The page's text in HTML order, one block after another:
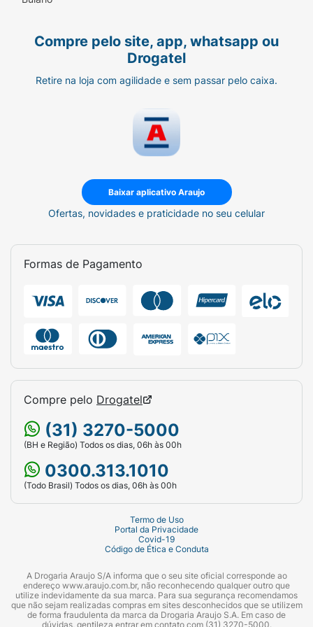
podem ser moldadas pelo médico para
conforto, o colete pode ser usado sobre uma
camiseta.
Compre pelo site, app, whatsapp ou
Drogatel
Retire na loja com agilidade e sem passar pelo caixa.
Baixar aplicativo Araujo
Ofertas, novidades e praticidade no seu celular
Formas de Pagamento
Compre pelo Drogatel
(31) 3270-5000
(BH e Região) Todos os dias, 06h às 00h
0300.313.1010
(Todo Brasil) Todos os dias, 06h às 00h
Termo de Uso
Portal da Privacidade
Covid-19
Código de Ética e Conduta
A Drogaria Araujo S/A informa que o seu site oficial corresponde ao
endereço www.araujo.com.br, não reconhecendo qualquer outro que
utilize indevidamente da sua marca. Para sua segurança recomendamos
que não sejam realizadas compras em sites desconhecidos que se utilizem
de forma fraudulenta da marca da Drogaria Araujo S.A. Em caso de
dúvidas, gentileza entrar em contato com (31) 3270-5000.